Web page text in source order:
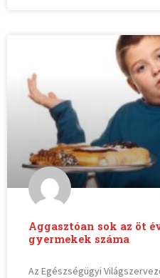
Aggasztóan sok az öt
gyermekek száma
Az Egészségügyi